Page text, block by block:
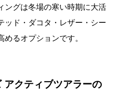
ングは冬場の寒い時期に大活
ッド・ダコタ・レザー・シー
めるオプションです。
アクティブツアラーの